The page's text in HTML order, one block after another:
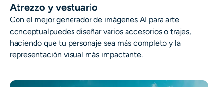
Atrezzo y vestuario
Con el mejor generador de imágenes AI para arte
conceptualpuedes diseñar varios accesorios o trajes,
haciendo que tu personaje sea más completo y la
representación visual más impactante.